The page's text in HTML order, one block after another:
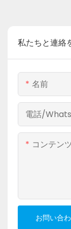
私たちと連絡
名前
電話/
コンテンツ
お問い合